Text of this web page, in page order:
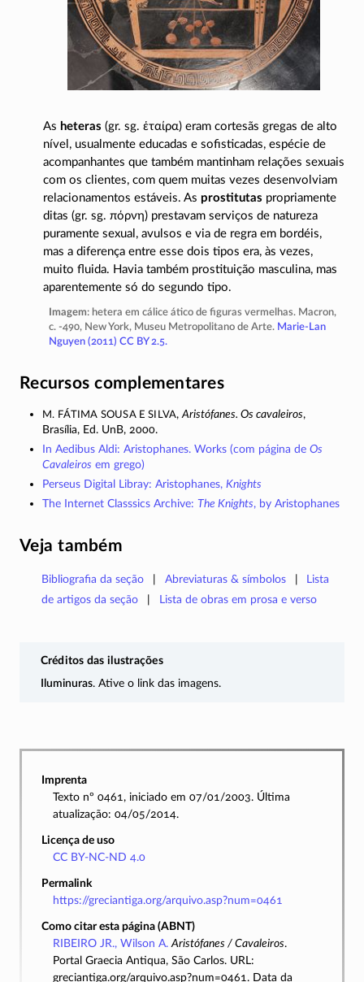
As heteras (gr. sg. ἑταίρα) eram cortesãs gregas de alto
nível, usualmente educadas e sofisticadas, espécie de
acompanhantes que também mantinham relações sexuais
com os clientes, com quem muitas vezes desenvolviam
relacionamentos estáveis. As prostitutas propriamente
ditas (gr. sg. πόρνη) prestavam serviços de natureza
puramente sexual, avulsos e via de regra em bordéis,
mas a diferença entre esse dois tipos era, às vezes,
muito fluida. Havia também prostituição masculina, mas
aparentemente só do segundo tipo.
Imagem: hetera em cálice ático de figuras vermelhas. Macron,
c. -490, New York, Museu Metropolitano de Arte. Marie-Lan
Nguyen (2011) CC BY 2.5.
Recursos complementares
M. Fátima Sousa e Silva,Aristófanes. Os cavaleiros,
Brasília, Ed. UnB, 2000.
In Aedibus Aldi: Aristophanes. Works (com página de Os
Cavaleiros em grego)
Perseus Digital Libray: Aristophanes, Knights
The Internet Classsics Archive: The Knights, by Aristophanes
Veja também
Bibliografia da seção Abreviaturas & símbolos
Lista
de artigos da seção
Lista de obras em prosa e verso
Créditos das ilustrações
Iluminuras. Ative o link das imagens.
Imprenta
Texto nº 0461, iniciado em 07/01/2003. Última
atualização: 04/05/2014.
Licença de uso
CC BY-NC-ND 4.0
Permalink
https://greciantiga.org/arquivo.asp?num=0461
Como citar esta página (ABNT)
RIBEIRO JR., Wilson A. Aristófanes / Cavaleiros.
Portal Graecia Antiqua, São Carlos. URL:
greciantiga.org/arquivo.asp?num=0461. Data da